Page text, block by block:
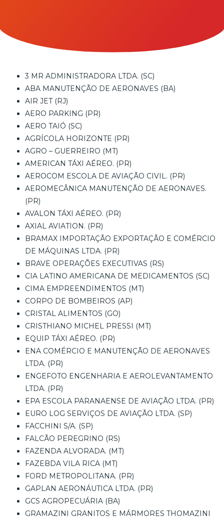
3 MR ADMINISTRADORA LTDA. (SC)
ABA MANUTENÇÃO DE AERONAVES (BA)
AIR JET (RJ)
AERO PARKING (PR)
AERO TAIÓ (SC)
AGRÍCOLA HORIZONTE (PR)
AGRO – GUERREIRO (MT)
AMERICAN TÁXI AÉREO. (PR)
AEROCOM ESCOLA DE AVIAÇÃO CIVIL. (PR)
AEROMECÂNICA MANUTENÇÃO DE AERONAVES.
(PR)
AVALON TÁXI AÉREO. (PR)
AXIAL AVIATION. (PR)
BRAMAX IMPORTAÇÃO EXPORTAÇÃO E COMÉRCIO
DE MÁQUINAS LTDA. (PR)
BRAVE OPERAÇÕES EXECUTIVAS (RS)
CIA LATINO AMERICANA DE MEDICAMENTOS (SC)
CIMA EMPREENDIMENTOS (MT)
CORPO DE BOMBEIROS (AP)
CRISTAL ALIMENTOS (GO)
CRISTHIANO MICHEL PRESSI (MT)
EQUIP TÁXI AÉREO. (PR)
ENA COMÉRCIO E MANUTENÇÃO DE AERONAVES
LTDA. (PR)
ENGEFOTO ENGENHARIA E AEROLEVANTAMENTO
LTDA. (PR)
EPA ESCOLA PARANAENSE DE AVIAÇÃO LTDA. (PR)
EURO LOG SERVIÇOS DE AVIAÇÃO LTDA. (SP)
FACCHINI S/A. (SP)
FALCÃO PEREGRINO (RS)
FAZENDA ALVORADA. (MT)
FAZEBDA VILA RICA (MT)
FORD METROPOLITANA. (PR)
GAPLAN AERONÁUTICA LTDA. (PR)
GCS AGROPECUÁRIA (BA)
GRAMAZINI GRANITOS E MÁRMORES THOMAZINI